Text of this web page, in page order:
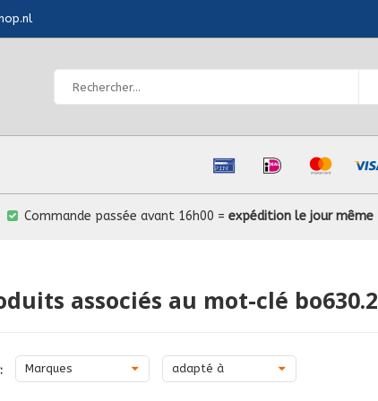
Commande passée avant 16h00 =expédition le jour même
associés au mot-clé bo630.2
Marques adapté à